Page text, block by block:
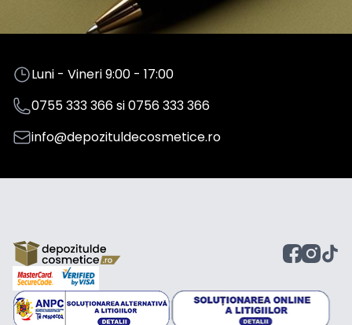
Luni - Vineri 9:00 - 17:00
0755 333 366si0756 333 366
info@depozituldecosmetice.ro